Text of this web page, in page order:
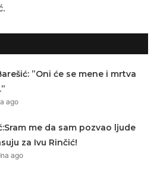
”Oni će se mene i mrtva
ago
me da sam pozvao ljude
za Ivu Rinčić!
ago